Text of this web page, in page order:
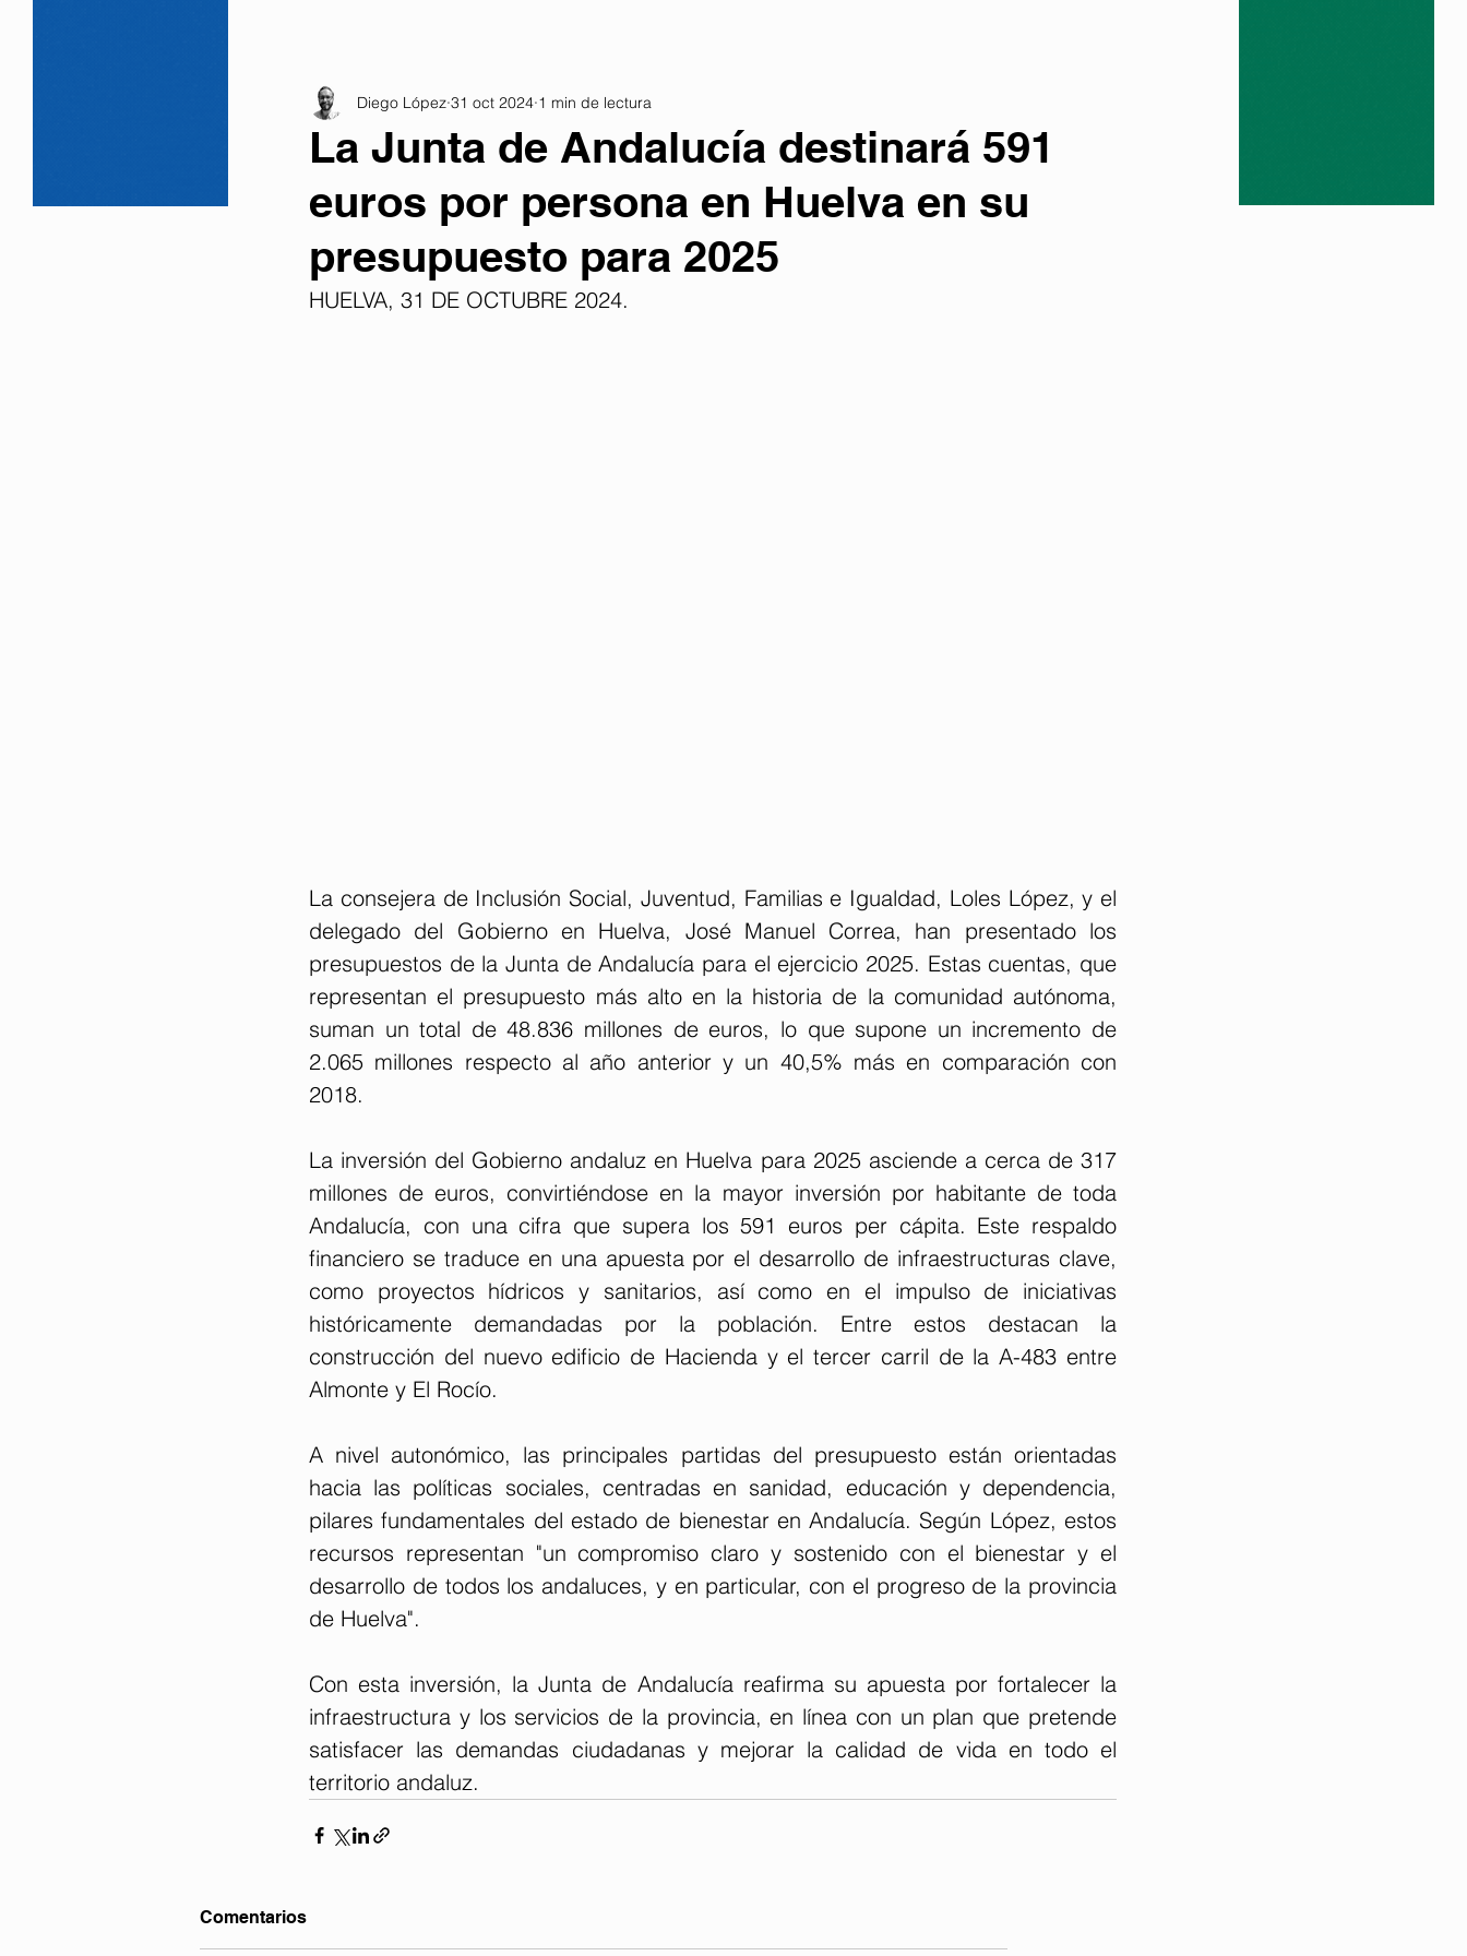
La Junta de Andalucía destinará 591
euros por persona en Huelva en su
presupuesto para 2025
Diego López 31 oct 2024 1 min de lectura
HUELVA, 31 DE OCTUBRE 2024.
La consejera de Inclusión Social, Juventud, Familias e Igualdad, Loles López, y el
delegado del Gobierno en Huelva, José Manuel Correa, han presentado los
presupuestos de la Junta de Andalucía para el ejercicio 2025. Estas cuentas, que
representan el presupuesto más alto en la historia de la comunidad autónoma,
suman un total de 48.836 millones de euros, lo que supone un incremento de
2.065 millones respecto al año anterior y un 40,5% más en comparación con
2018.
La inversión del Gobierno andaluz en Huelva para 2025 asciende a cerca de 317
millones de euros, convirtiéndose en la mayor inversión por habitante de toda
Andalucía, con una cifra que supera los 591 euros per cápita. Este respaldo
financiero se traduce en una apuesta por el desarrollo de infraestructuras clave,
como proyectos hídricos y sanitarios, así como en el impulso de iniciativas
históricamente demandadas por la población. Entre estos destacan la
construcción del nuevo edificio de Hacienda y el tercer carril de la A-483 entre
Almonte y El Rocío.
A nivel autonómico, las principales partidas del presupuesto están orientadas
hacia las políticas sociales, centradas en sanidad, educación y dependencia,
pilares fundamentales del estado de bienestar en Andalucía. Según López, estos
recursos representan "un compromiso claro y sostenido con el bienestar y el
desarrollo de todos los andaluces, y en particular, con el progreso de la provincia
de Huelva".
Con esta inversión, la Junta de Andalucía reafirma su apuesta por fortalecer la
infraestructura y los servicios de la provincia, en línea con un plan que pretende
satisfacer las demandas ciudadanas y mejorar la calidad de vida en todo el
territorio andaluz.
Comentarios